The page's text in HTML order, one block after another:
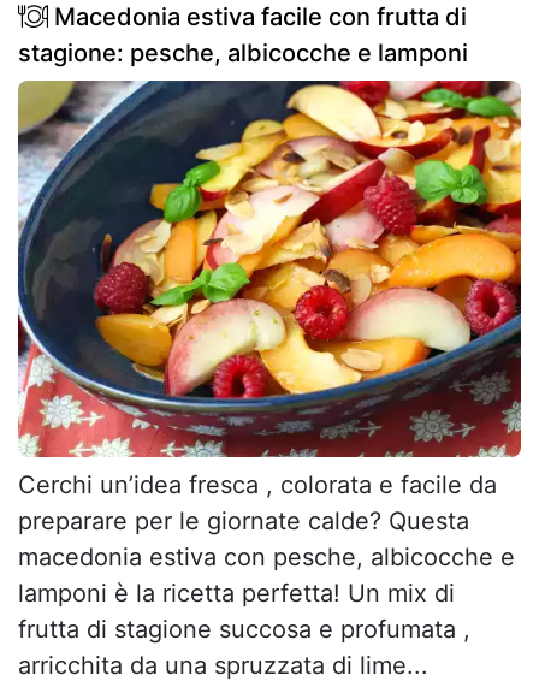
Macedonia estiva facile con frutta di
stagione: pesche, albicocche e lamponi
Cerchi un’idea fresca , colorata e facile da
preparare per le giornate calde? Questa
macedonia estiva con pesche, albicocche e
lamponi è la ricetta perfetta! Un mix di
frutta di stagione succosa e profumata ,
arricchita da una spruzzata di lime...